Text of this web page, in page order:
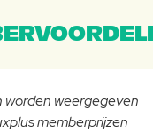
worden weergegeven
memberprijzen